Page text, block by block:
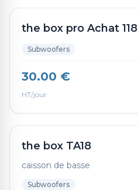
the box pro Achat 118
Subwoofers
30.00 €
HT/jour
the box TA18
caisson de basse
Subwoofers